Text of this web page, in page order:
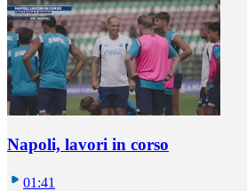
Napoli, lavori in corso
01:41